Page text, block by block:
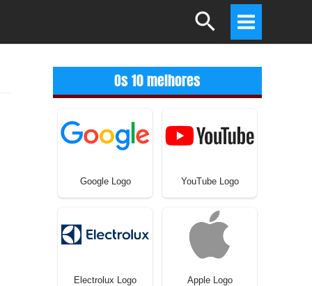
Search
Main
Menu
Os 10 melhores
Google Logo YouTube Logo
Electrolux Logo Apple Logo